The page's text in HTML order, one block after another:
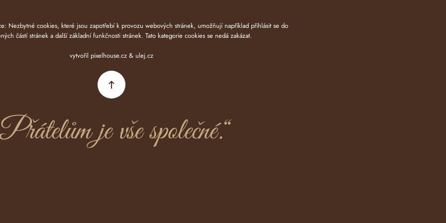
Nezbytné cookies, které jsou zapotřebí k provozu webových stránek, umožňují například přihlásit se do
částí stránek a další základní funkčnosti stránek. Tato kategorie cookies se nedá zakázat.
vytvořil pixelhouse.cz & ulej.cz